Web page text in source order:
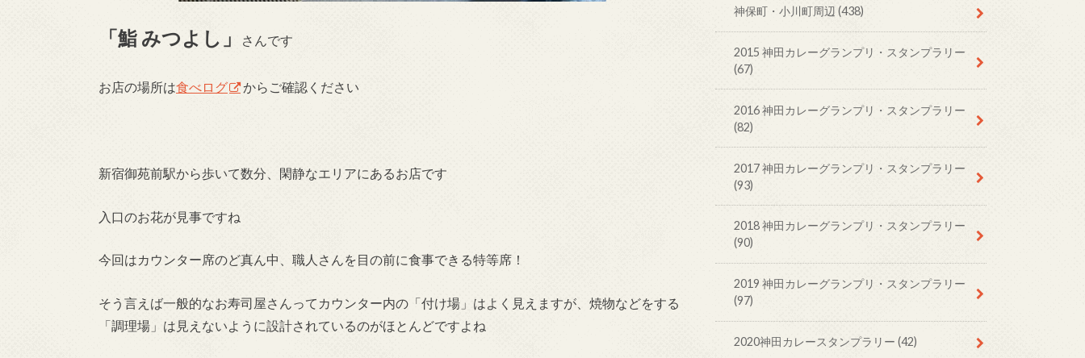
「鮨 みつよし」 さんです
お店の場所は食べログ からご確認ください
新宿御苑前駅から歩いて数分、閑静なエリアにあるお店です
入口のお花が見事ですね
今回はカウンター席のど真ん中、職人さんを目の前に食事できる特等席！
そう言えば一般的なお寿司屋さんってカウンター内の「付け場」はよく見えますが、焼物などをする
「調理場」は見えないように設計されているのがほとんどですよね
神保町・小川町周辺(438)
2015 神田カレーグランプリ・スタンプラリー
(67)
2016 神田カレーグランプリ・スタンプラリー
(82)
2017 神田カレーグランプリ・スタンプラリー
(93)
2018 神田カレーグランプリ・スタンプラリー
(90)
2019 神田カレーグランプリ・スタンプラリー
(97)
2020神田カレースタンプラリー(42)